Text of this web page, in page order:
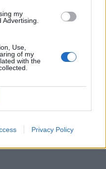
my
Use,
of my
with the
Privacy Policy